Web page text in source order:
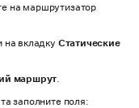
на маршрутизатор
на вкладку Статические
маршрут.
заполните поля: